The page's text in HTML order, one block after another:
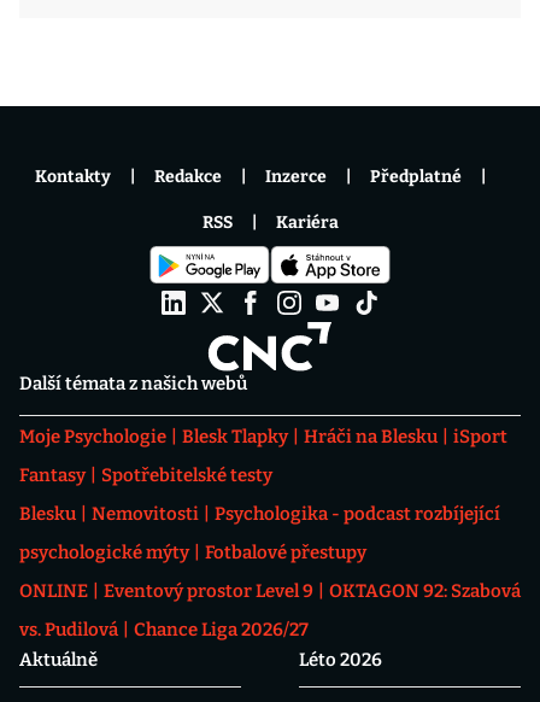
Další témata z našich webů
Moje Psychologie Blesk Tlapky Hráči na Blesku
iSport
Fantasy
Spotřebitelské testy
Blesku
Nemovitosti
Psychologika - podcast rozbíjející
psychologické mýty
Fotbalové přestupy
ONLINE
Eventový prostor Level 9
OKTAGON 92: Szabová
vs. Pudilová
Chance Liga 2026/27
Aktuálně
Léto 2026
Kontakty Redakce Inzerce Předplatné
RSS Kariéra